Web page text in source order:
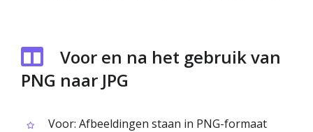
Voor en na het gebruik van
PNG naar JPG
Voor: Afbeeldingen staan in PNG-formaat